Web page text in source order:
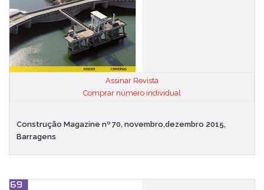
Assinar Revista
Comprar número individual
Construção Magazine nº 70, novembro,dezembro 2015,
Barragens